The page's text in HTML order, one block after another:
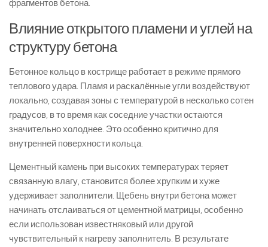
фрагментов бетона.
Влияние открытого пламени и углей на
структуру бетона
Бетонное кольцо в кострище работает в режиме прямого
теплового удара. Пламя и раскалённые угли воздействуют
локально, создавая зоны с температурой в несколько сотен
градусов, в то время как соседние участки остаются
значительно холоднее. Это особенно критично для
внутренней поверхности кольца.
Цементный камень при высоких температурах теряет
связанную влагу, становится более хрупким и хуже
удерживает заполнители. Щебень внутри бетона может
начинать отслаиваться от цементной матрицы, особенно
если использован известняковый или другой
чувствительный к нагреву заполнитель. В результате